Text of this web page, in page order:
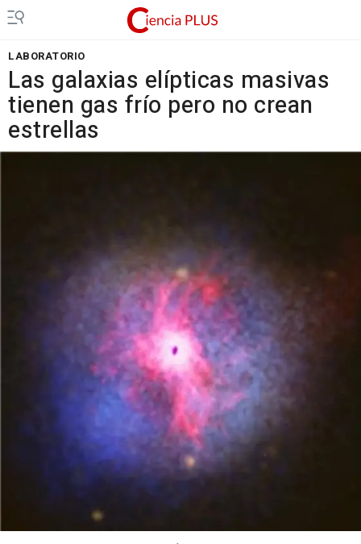
LABORATORIO
Las galaxias elípticas masivas
tienen gas frío pero no crean
estrellas